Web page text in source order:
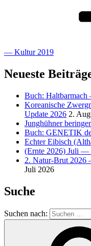
— Kultur 2019
Neueste
Buch:
Koreanische
Update 2026 2.
Junghühner
Buch: GENETIK
Echter Eibisch
(Ernte 2026) Juli —
2. Natur-Brut 2026
Juli 2026
Suche
Suchen nach: